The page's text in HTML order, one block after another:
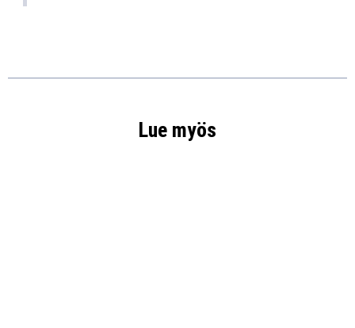
Lue myös